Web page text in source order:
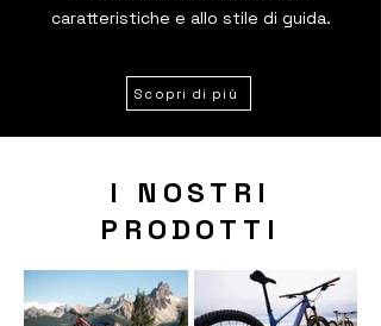
caratteristiche e allo stile di guida.
Scopri di più
I NOSTRI
PRODOTTI